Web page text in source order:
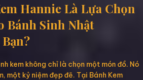
Hannie Là Lựa Chọn
Bánh Sinh Nhật
kem không chỉ là chọn một món đồ. Nó
một kỷ niệm đẹp đẽ. Tại Bánh Kem